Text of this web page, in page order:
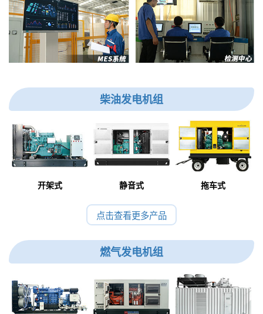
柴油发电机组
开架式 静音式 拖车式
点击查看更多产品
燃气发电机组